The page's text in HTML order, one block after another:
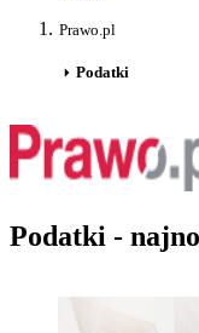
Prawo.pl
Podatki
Podatki -